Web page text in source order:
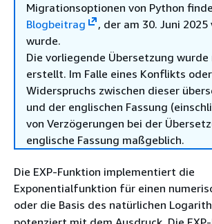
Migrationsoptionen von Python
Blogbeitrag
, der am 30. Juni
wurde.
Die vorliegende Übersetzung wurde
erstellt. Im Falle eines Konflikts
Widerspruchs zwischen dieser
und der englischen Fassung
von Verzögerungen bei der
englische Fassung maßgeblich.
Die EXP-Funktion implementiert die
Exponentialfunktion für einen
oder die Basis des natürlichen